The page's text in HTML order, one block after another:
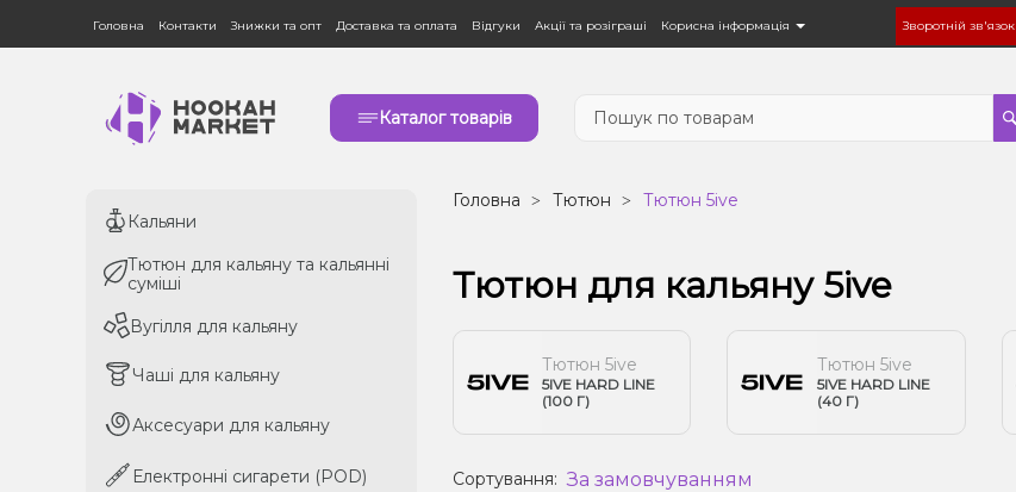
Головна Контакти Знижки та опт Доставка та оплата Відгуки Акції та розіграші Корисна інформація Зворотній зв'язок
Каталог товарів
Кальяни
Тютюн для кальяну та кальянні
суміші
Вугілля для кальяну
Чаші для кальяну
Аксесуари для кальяну
Електронні сигарети (POD)
Кальяни
Тютюн для кальяну та кальянні
суміші
Вугілля для кальяну
Чаші для кальяну
Аксесуари для кальяну
Електронні сигарети (POD)
Головна Тютюн Тютюн 5ive
Тютюн для кальяну 5ive
Тютюн 5ive
5IVE HARD LINE
(100 Г)
Тютюн 5ive
5IVE HARD LINE
(40 Г)
Сортування: За замовчуванням